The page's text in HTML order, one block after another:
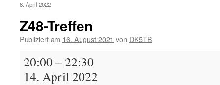
8. April 2022
Z48-Treffen
Publiziert am 16. August 2021 von DK5TB
Z48-
Treffen
20:00– 22:30
14. April 2022